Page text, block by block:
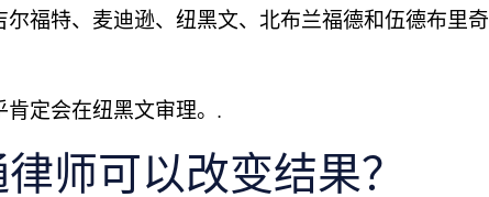
福特、麦迪逊、纽黑文、北布兰福德和伍德布里奇
定会在纽黑文审理。.
师可以改变结果？